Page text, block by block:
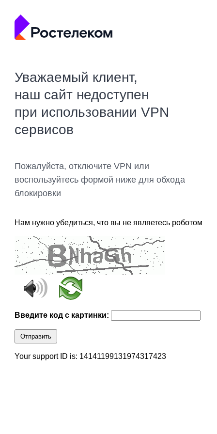
Уважаемый клиент,
наш сайт недоступен
при использовании VPN
сервисов
Пожалуйста, отключите VPN или
воспользуйтесь формой ниже для обхода
блокировки
Нам нужно убедиться, что вы не являетесь роботом
Введите код с картинки:
Отправить
Your support ID is: 14141199131974317423